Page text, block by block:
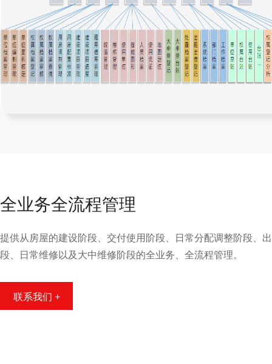
全业务全流程管理
提供从房屋的建设阶段、交付使用阶段、日常分配调整阶段、
段、日常维修以及大中维修阶段的全业务、全流程管理。
联系我们 +